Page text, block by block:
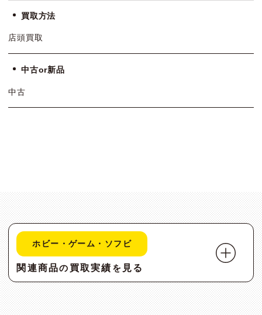
買取方法
店頭買取
中古or新品
中古
ホビー・ゲーム・ソフビ
関連商品の 買取実績 を 見る